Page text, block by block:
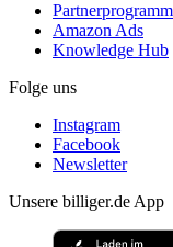
Partnerprogramm
Amazon Ads
Knowledge Hub
Folge uns
Instagram
Facebook
Newsletter
Unsere billiger.de App